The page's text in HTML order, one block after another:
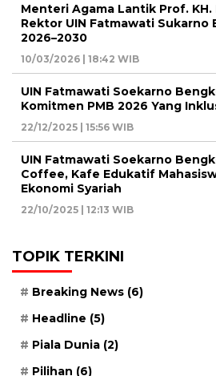
Menteri Agama Lantik Prof.
Rektor UIN Fatmawati Sukarno
2026–2030
10/03/2026 | 18:42 WIB
UIN Fatmawati Soekarno
Komitmen PMB 2026 Yang
22/12/2025 | 15:56 WIB
UIN Fatmawati Soekarno
Coffee, Kafe Edukatif
Ekonomi Syariah
22/10/2025 | 12:13 WIB
TOPIK TERKINI
Breaking News (6)
Headline (5)
Piala Dunia (2)
Pilihan (6)